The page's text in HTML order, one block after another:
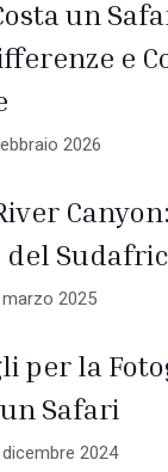
un
e
2026
2025
per la
Safari
2024